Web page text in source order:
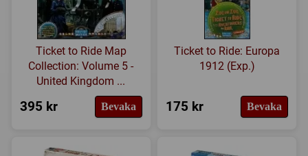
Ticket to Ride Map
Collection: Volume 5 -
United Kingdom ...
395 kr Bevaka
Ticket to Ride: Europa
1912 (Exp.)
175 kr Bevaka